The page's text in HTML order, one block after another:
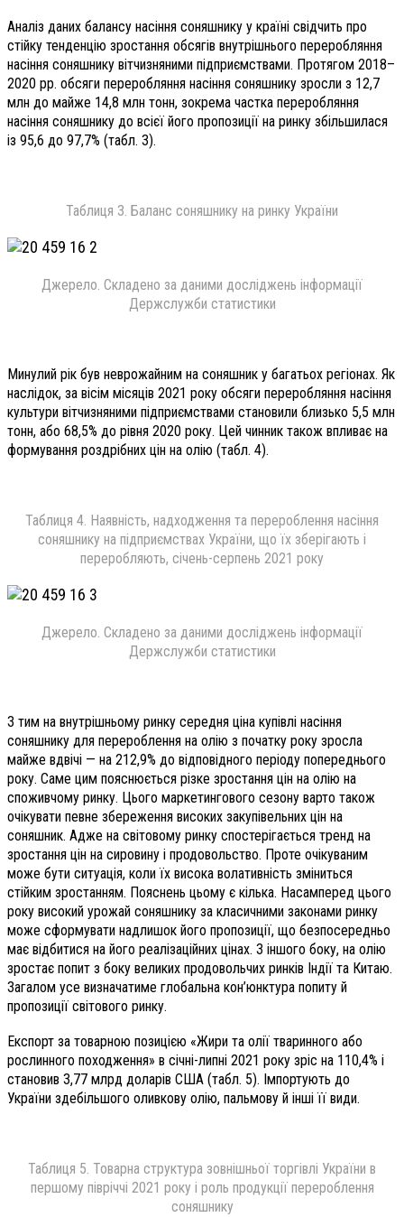
Аналіз даних балансу насіння соняшнику у країні свідчить про
стійку тенденцію зростання обсягів внутрішнього переробляння
насіння соняшнику вітчизняними підприємствами. Протягом 2018–
2020 рр. обсяги переробляння насіння соняшнику зросли з 12,7
млн до майже 14,8 млн тонн, зокрема частка переробляння
насіння соняшнику до всієї його пропозиції на ринку збільшилася
із 95,6 до 97,7% (табл. 3).
Таблиця 3. Баланс соняшнику на ринку України
Джерело. Складено за даними досліджень інформації
Держслужби статистики
Минулий рік був неврожайним на соняшник у багатьох регіонах. Як
наслідок, за вісім місяців 2021 року обсяги переробляння насіння
культури вітчизняними підприємствами становили близько 5,5 млн
тонн, або 68,5% до рівня 2020 року. Цей чинник також впливає на
формування роздрібних цін на олію (табл. 4).
Таблиця 4. Наявність, надходження та перероблення насіння
соняшнику на підприємствах України, що їх зберігають і
переробляють, січень-серпень 2021 року
Джерело. Складено за даними досліджень інформації
Держслужби статистики
З тим на внутрішньому ринку середня ціна купівлі насіння
соняшнику для перероблення на олію з початку року зросла
майже вдвічі — на 212,9% до відповідного періоду попереднього
року. Саме цим пояснюється різке зростання цін на олію на
споживчому ринку. Цього маркетингового сезону варто також
очікувати певне збереження високих закупівельних цін на
соняшник. Адже на світовому ринку спостерігається тренд на
зростання цін на сировину і продовольство. Проте очікуваним
може бути ситуація, коли їх висока волативність зміниться
стійким зростанням. Пояснень цьому є кілька. Насамперед цього
року високий урожай соняшнику за класичними законами ринку
може сформувати надлишок його пропозиції, що безпосередньо
має відбитися на його реалізаційних цінах. З іншого боку, на олію
зростає попит з боку великих продовольчих ринків Індії та Китаю.
Загалом усе визначатиме глобальна кон’юнктура попиту й
пропозиції світового ринку.
Експорт за товарною позицією «Жири та олії тваринного або
рослинного походження» в січні-липні 2021 року зріс на 110,4% і
становив 3,77 млрд доларів США (табл. 5). Імпортують до
України здебільшого оливкову олію, пальмову й інші її види.
Таблиця 5. Товарна структура зовнішньої торгівлі України в
першому півріччі 2021 року і роль продукції перероблення
соняшнику